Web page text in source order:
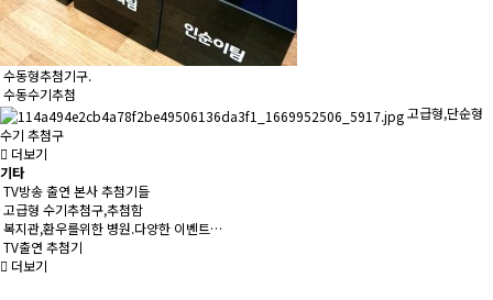
수동형추첨기구.
수동수기추첨
고급형,단순형
수기 추첨구
더보기
기타
TV방송 출연 본사 추첨기들
고급형 수기추첨구,추첨함
복지관,환우를위한 병원.다양한 이벤트…
TV출연 추첨기
더보기